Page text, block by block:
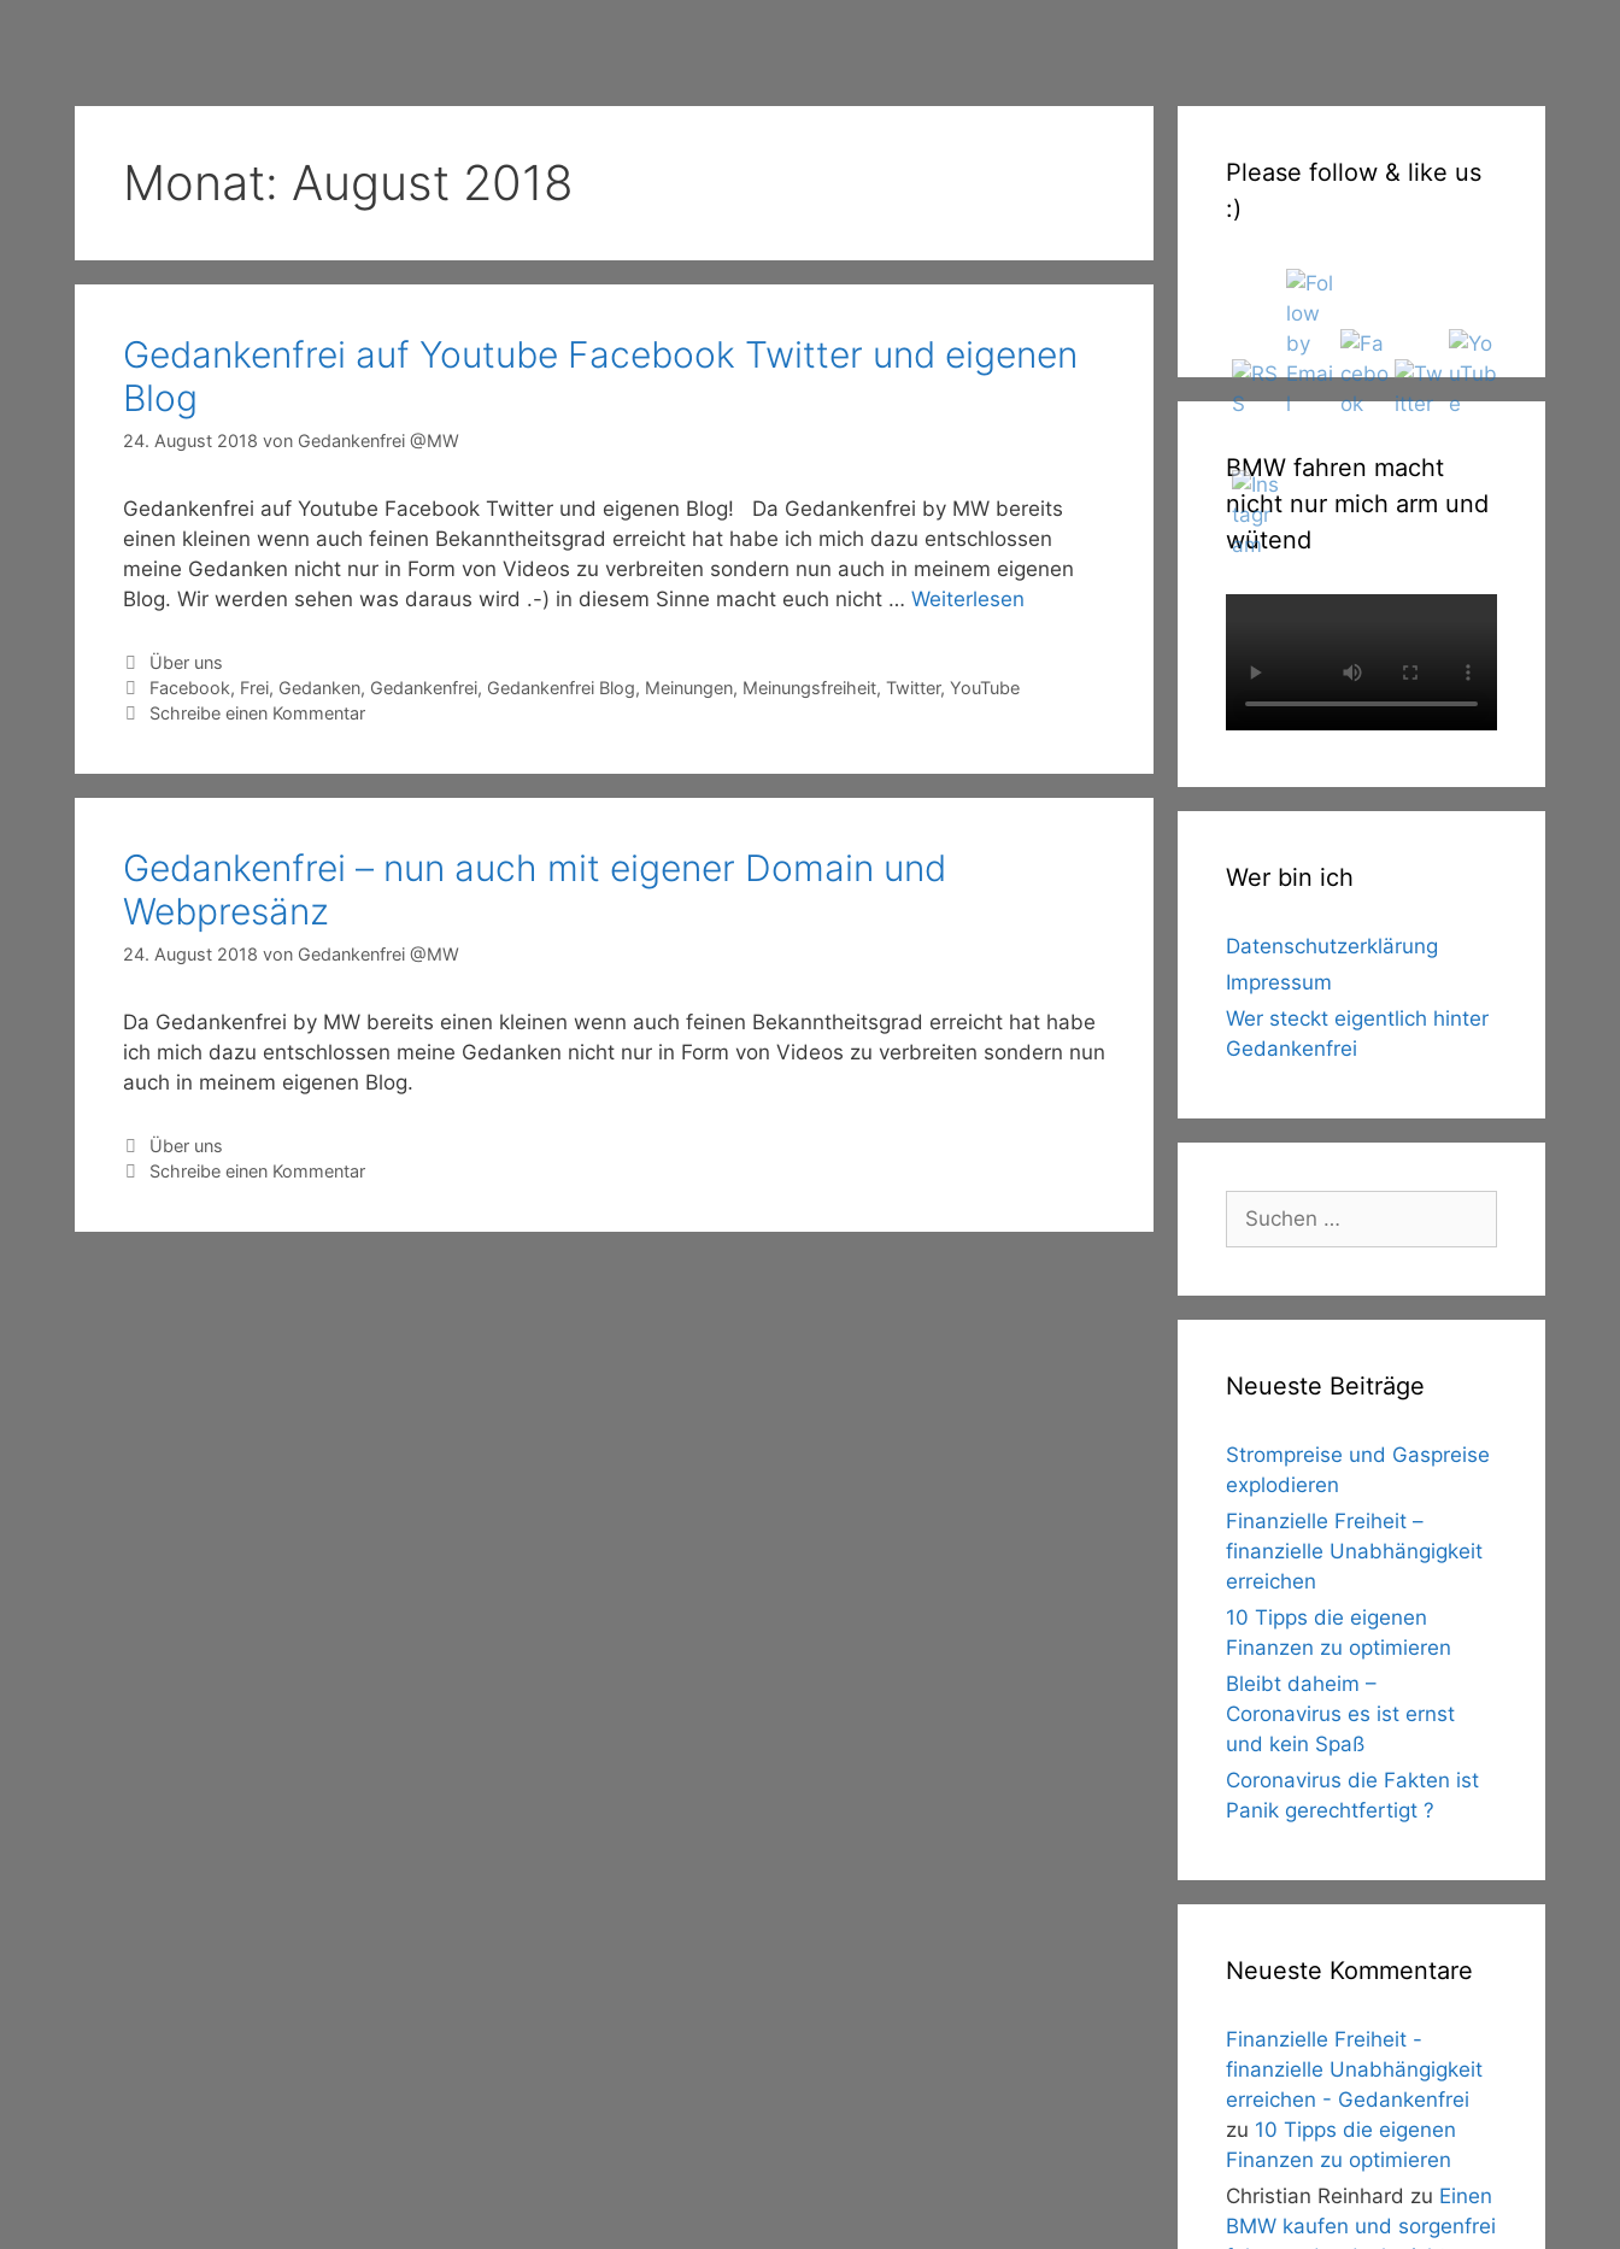
Monat: August 2018
Gedankenfrei auf Youtube Facebook Twitter und eigenen
Blog
24. August 2018 von Gedankenfrei @MW
Gedankenfrei auf Youtube Facebook Twitter und eigenen Blog! Da Gedankenfrei by MW bereits
einen kleinen wenn auch feinen Bekanntheitsgrad erreicht hat habe ich mich dazu entschlossen
meine Gedanken nicht nur in Form von Videos zu verbreiten sondern nun auch in meinem eigenen
Blog. Wir werden sehen was daraus wird .-) in diesem Sinne macht euch nicht … Weiterlesen
Kategorien
Über uns
Schlagwörter
Facebook, Frei, Gedanken, Gedankenfrei, Gedankenfrei Blog, Meinungen, Meinungsfreiheit, Twitter, YouTube
Schreibe einen Kommentar
Gedankenfrei – nun auch mit eigener Domain und
Webpresänz
24. August 2018 von Gedankenfrei @MW
Da Gedankenfrei by MW bereits einen kleinen wenn auch feinen Bekanntheitsgrad erreicht hat habe
ich mich dazu entschlossen meine Gedanken nicht nur in Form von Videos zu verbreiten sondern nun
auch in meinem eigenen Blog.
Kategorien
Über uns
Schreibe einen Kommentar
Please follow & like us
:)
BMW fahren macht
nicht nur mich arm und
wütend
Wer bin ich
Datenschutzerklärung
Impressum
Wer steckt eigentlich hinter
Gedankenfrei
nach:
Neueste Beiträge
Strompreise und Gaspreise
explodieren
Finanzielle Freiheit –
finanzielle Unabhängigkeit
erreichen
10 Tipps die eigenen
Finanzen zu optimieren
Bleibt daheim –
Coronavirus es ist ernst
und kein Spaß
Coronavirus die Fakten ist
Panik gerechtfertigt ?
Neueste Kommentare
Finanzielle Freiheit -
finanzielle Unabhängigkeit
erreichen - Gedankenfrei
zu 10 Tipps die eigenen
Finanzen zu optimieren
Christian Reinhard zu Einen
BMW kaufen und sorgenfrei